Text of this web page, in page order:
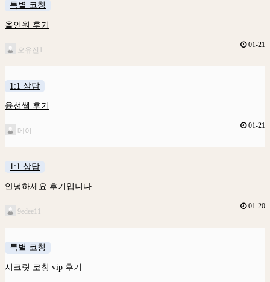
특별 코칭
올인원 후기
오유진1
01-21
1:1 상담
윤선쌤 후기
메이
01-21
1:1 상담
안녕하세요 후기입니다
9edee11
01-20
특별 코칭
시크릿 코칭 vip 후기